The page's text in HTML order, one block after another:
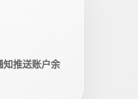
知推送账户余